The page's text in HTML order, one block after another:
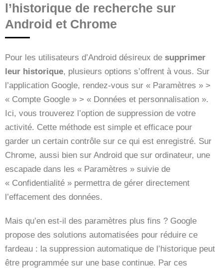
l’historique de recherche sur
Android et Chrome
Pour les utilisateurs d’Android désireux de supprimer
leur historique, plusieurs options s’offrent à vous. Sur
l’application Google, rendez-vous sur « Paramètres » >
« Compte Google » > « Données et personnalisation ».
Ici, vous trouverez l’option de suppression de votre
activité. Cette méthode est simple et efficace pour
garder un certain contrôle sur ce qui est enregistré. Sur
Chrome, aussi bien sur Android que sur ordinateur, une
escapade dans les « Paramètres » suivie de
« Confidentialité » permettra de gérer directement
l’effacement des données.
Mais qu’en est-il des paramètres plus fins ? Google
propose des solutions automatisées pour réduire ce
fardeau : la suppression automatique de l’historique peut
être programmée sur une base continue. Par ces